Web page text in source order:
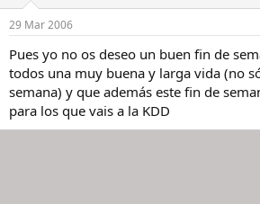
29 Mar 2006
Pues yo no os deseo un buen fin de
todos una muy buena y larga vida (no
semana) y que además este fin de
para los que vais a la KDD